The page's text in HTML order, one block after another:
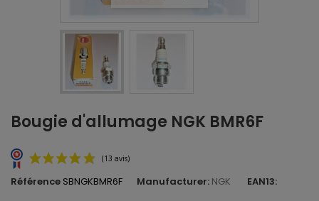
Bougie d'allumage NGK BMR6F
Référence SBNGKBMR6F Manufacturer: NGK
EAN13: